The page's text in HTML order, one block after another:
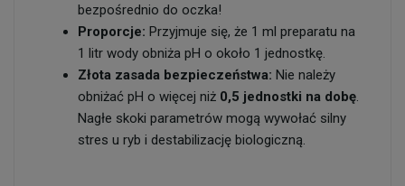
bezpośrednio do oczka!
Proporcje: Przyjmuje się, że 1 ml preparatu na
1 litr wody obniża pH o około 1 jednostkę.
Złota zasada bezpieczeństwa: Nie należy
obniżać pH o więcej niż 0,5 jednostki na dobę.
Nagłe skoki parametrów mogą wywołać silny
stres u ryb i destabilizację biologiczną.